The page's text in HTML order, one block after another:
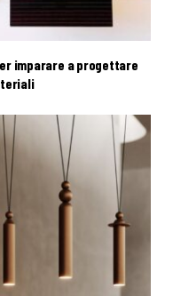
imparare a progettare